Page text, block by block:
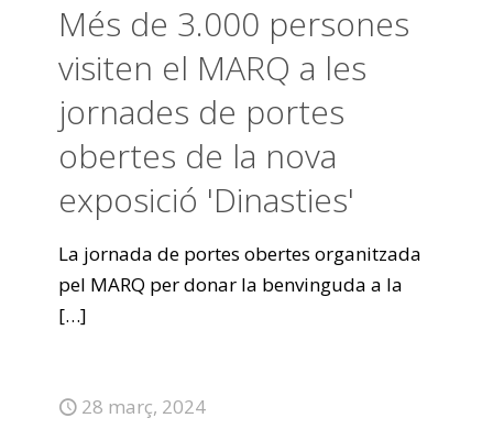
Més de 3.000 persones
visiten el MARQ a les
jornades de portes
obertes de la nova
exposició 'Dinasties'
La jornada de portes obertes organitzada
pel MARQ per donar la benvinguda a la
[…]
28 març, 2024